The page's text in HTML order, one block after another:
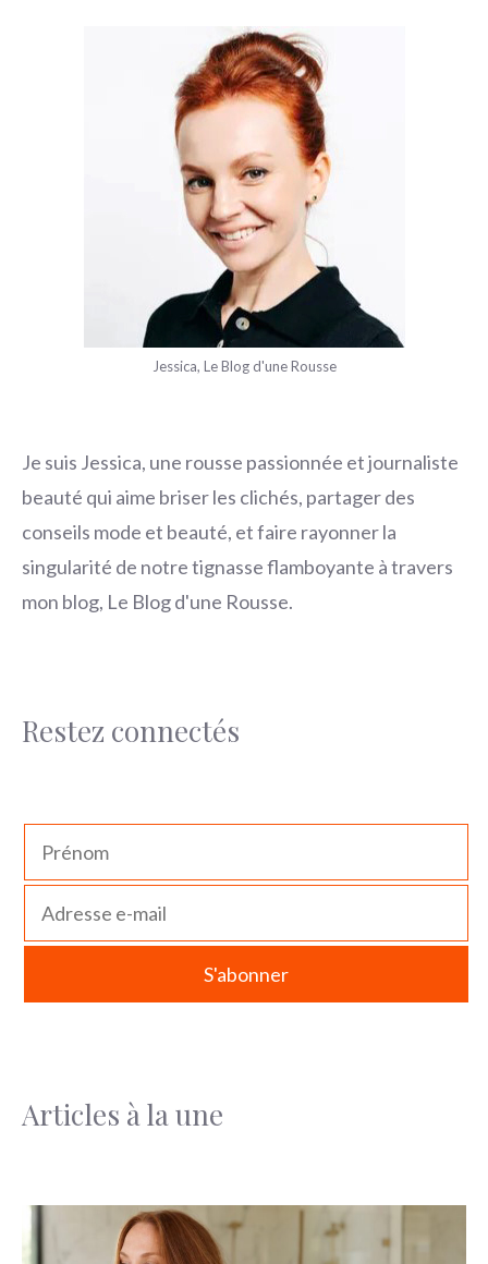
Jessica, Le Blog d'une Rousse
Je suis Jessica, une rousse passionnée et journaliste
beauté qui aime briser les clichés, partager des
conseils mode et beauté, et faire rayonner la
singularité de notre tignasse flamboyante à travers
mon blog, Le Blog d'une Rousse.
Restez connectés
Articles à la une